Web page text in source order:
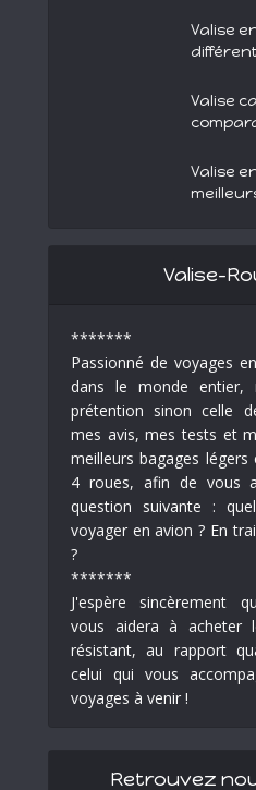
Valise
Valise
Valise
Valise-
*******
Passionné de voyages
dans le monde entier,
prétention sinon celle
mes avis, mes tests et
meilleurs bagages
4 roues, afin de vous
question suivante :
voyager en avion ? En
?
*******
J'espère sincèrement
vous aidera à acheter
résistant, au rapport
celui qui vous
voyages à venir !
Retrouvez